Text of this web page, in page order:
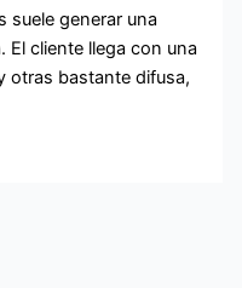
suele generar una
El cliente llega con una
otras bastante difusa,